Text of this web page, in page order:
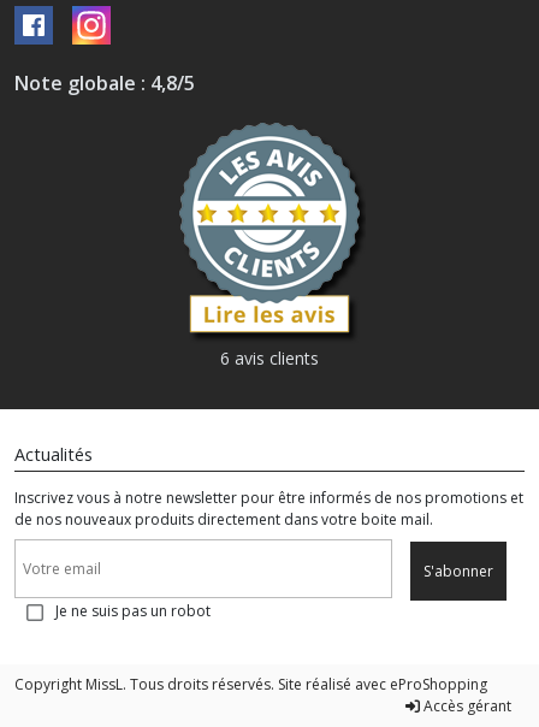
Note globale : 4,8/5
6 avis clients
Actualités
Inscrivez vous à notre newsletter pour être informés de nos promotions et
de nos nouveaux produits directement dans votre boite mail.
S'abonner
Je ne suis pas un robot
Copyright MissL. Tous droits réservés. Site réalisé avec eProShopping
Accès gérant